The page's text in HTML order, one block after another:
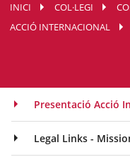
INICI COL·LEGI
ACCIÓ INTERNACIONAL
Presentació Acció
Legal Links -